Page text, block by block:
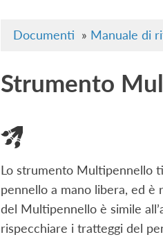
Documenti » Manuale di
Strumento
Lo strumento Multipennello
pennello a mano libera, ed è
del Multipennello è simile
rispecchiare i tratteggi del